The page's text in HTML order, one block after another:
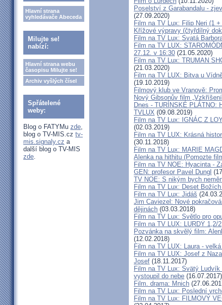
Hlavní strana
vyhledávače Abeceda
Milujte se!
nabízí:
Hlavní strana webu
časopisu Milujte se!
Archiv vyšlých čísel
Spřátelené
weby:
Blog o FATYMu zde,
blog o TV-MIS.cz tv-
mis.signaly.cz a
další blog o TV-MIS
zde.
Poselství z Garabandalu -
(27.09.2020)
Film na TV Lux: Filip Neri (1
Křížové výpravy (čtyřdílný
Film na TV Lux: Svatá
Film na TV LUX:
27.12. v 16:30 (21.05.2020)
Film na TV Lux: TRUMAN
(21.03.2020)
Film na TV LUX: Bitva u
(19.10.2019)
Filmový klub ve Vranově:
Nový Gibsonův film
Dnes - TURÍNSKÉ PLÁTNO:
TVLUX (09.08.2019)
Film na TV Lux: IGNÁC Z
(02.03.2019)
Film na TV LUX: Krásná
(30.11.2018)
Film na TV Lux: MARIE
Alenka na hithitu (Pomozte
Film na TV NOE: Hyacinta -
GEN: profesor Pavel Dungl
TV NOE: S nikým bych
Film na TV Lux: Deset
Film na TV Lux: Jidáš
Jim Caviezel: Nové
dějinách (03.03.2018)
Film na TV Lux: Světlo pro
Film na TV LUX: LURDY 1,2/2
Pozvánka na skvělý film:
(12.02.2018)
Film na TV LUX: Laura -
Film na TV LUX: Josef z
Josef (18.11.2017)
Film na TV Lux: Svätý
vystoupil do nebe (16.07.2017)
Film. drama: Mnich
Film na TV Lux: Poslední
Film na TV Lux: FILMOVÝ